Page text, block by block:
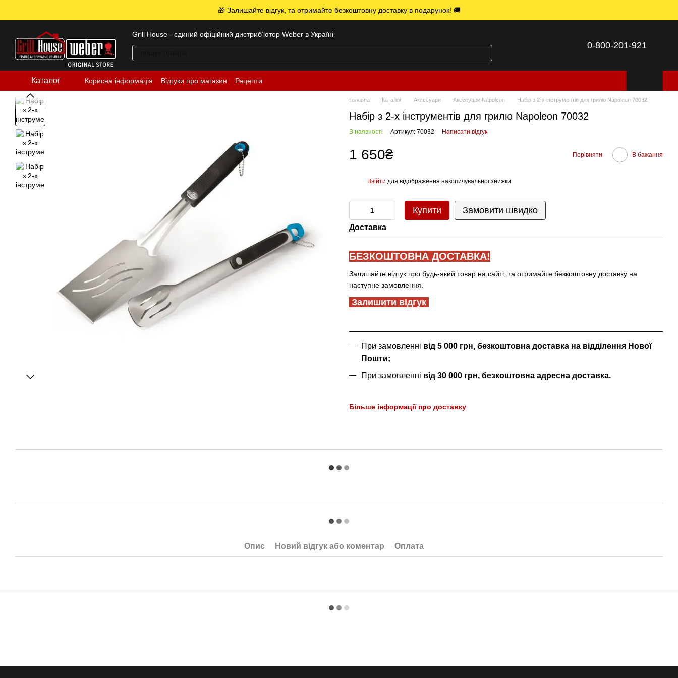
🎁 Залишайте відгук, та отримайте безкоштовну доставку в подарунок! 🚚
Grill House - єдиний офіційний дистрибʼютор Weber в Україні
0-800-201-921
Каталог Корисна інформація Відгуки про магазин Рецепти
Головна Каталог Аксесуари Аксесуари Napoleon Набір з 2-х інструментів для грилю Napoleon 70032
Набір з 2-х інструментів для грилю Napoleon 70032
В наявності Артикул: 70032 Написати відгук
1 650₴ Порівняти В бажання
Ввійти для відображення накопичувальної знижки
Купити Замовити швидко
Доставка
БЕЗКОШТОВНА ДОСТАВКА!
Залишайте відгук про будь-який товар на сайті, та отримайте безкоштовну доставку на
наступне замовлення.
Залишити відгук
При замовленні від 5 000 грн, безкоштовна доставка на відділення Нової
Пошти;
При замовленні від 30 000 грн, безкоштовна адресна доставка.
Більше інформації про доставку
Опис Новий відгук або коментар Оплата